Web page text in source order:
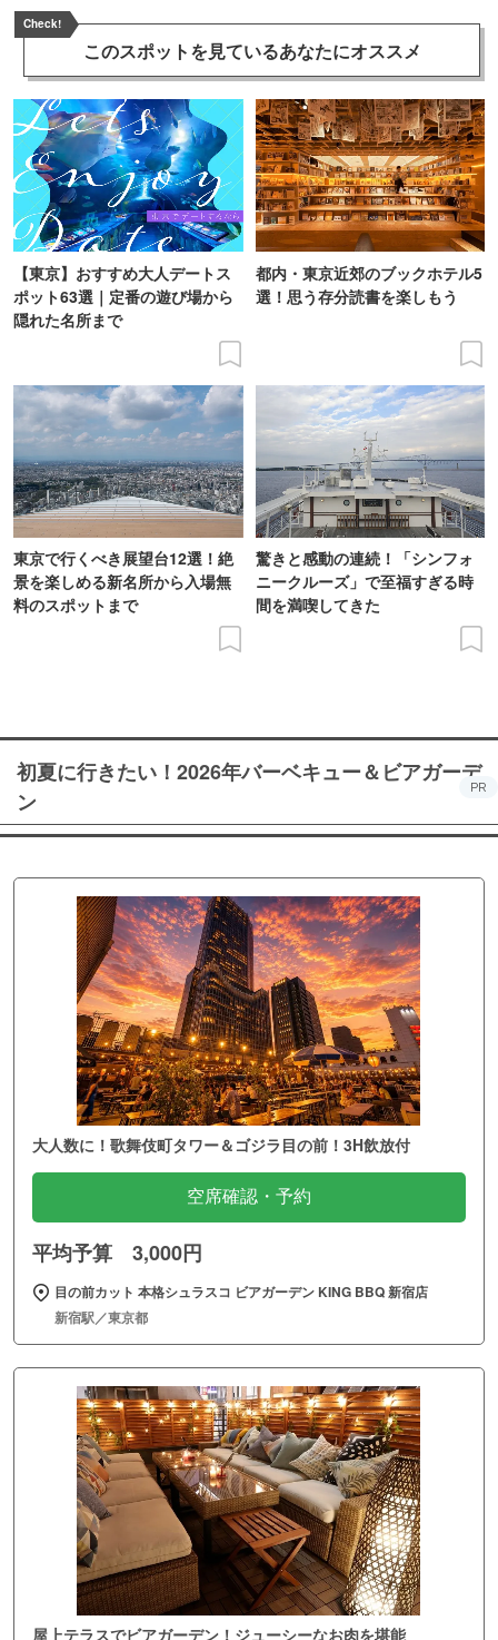
Check!
このスポットを見ているあなたにオススメ
【東京】おすすめ大人デートス
ポット63選｜定番の遊び場から
隠れた名所まで
都内・東京近郊のブックホテル5
選！思う存分読書を楽しもう
東京で行くべき展望台12選！絶
景を楽しめる新名所から入場無
料のスポットまで
驚きと感動の連続！「シンフォ
ニークルーズ」で至福すぎる時
間を満喫してきた
初夏に行きたい！2026年バーベキュー＆ビアガーデ
ン
PR
大人数に！歌舞伎町タワー＆ゴジラ目の前！3H飲放付
空席確認・予約
平均予算 3,000円
目の前カット 本格シュラスコ ビアガーデン KING BBQ 新宿店
新宿駅／東京都
屋上テラスでビアガーデン！ジューシーなお肉を堪能